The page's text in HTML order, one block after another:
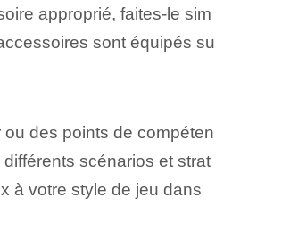
approprié, faites-le sim
sont équipés su
des points de compéten
scénarios et strat
à votre style de jeu⁤ dans⁤